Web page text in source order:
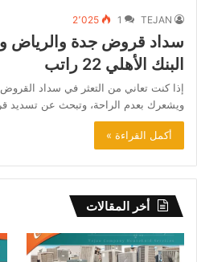
TEJAN
1 2٬025
سداد قروض جدة والرياض
البنك الأهلي 22 راتب
إذا كنت تعاني من التعثر في سداد
ويشعرك بعدم الراحة، وتبحث عن تسديد
أكمل القراءة »
أخر المقالات